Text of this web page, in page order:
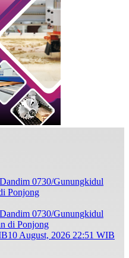
0730/Gunungkidul
di Ponjong
10 August, 2026 22:51 WIB